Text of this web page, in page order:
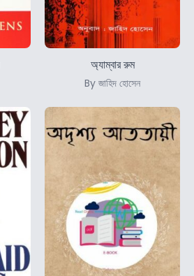
অ্যাম্বার রুম
By জাহিদ হোসেন